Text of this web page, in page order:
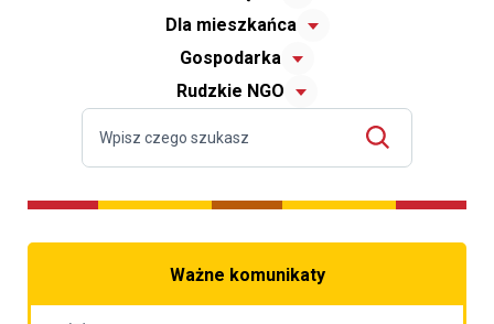
Dla mieszkańca
Gospodarka
Rudzkie NGO
Ważne komunikaty